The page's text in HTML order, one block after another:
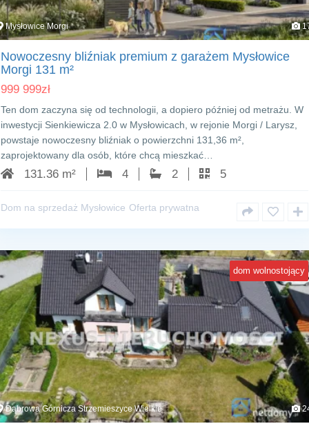
Mysłowice Morgi
Nowoczesny bliźniak premium z garażem Mysłowice
Morgi 131 m²
999 999zł
Ten dom zaczyna się od technologii, a dopiero później od metrażu. W
inwestycji Sienkiewicza 2.0 w Mysłowicach, w rejonie Morgi / Larysz,
powstaje nowoczesny bliźniak o powierzchni 131,36 m²,
zaprojektowany dla osób, które chcą mieszkać…
131.36 m² 4 2 5
Dom na sprzedaż Mysłowice Oferta prywatna
dom wolnostojący
Dąbrowa Górnicza Strzemieszyce Wielkie